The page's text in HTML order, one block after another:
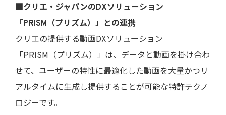
■クリエ・ジャパンのDXソリューション
「PRISM（プリズム）」との連携
クリエの提供する動画DXソリューション
「PRISM（プリズム）」は、データと動画を掛け合わ
せて、ユーザーの特性に最適化した動画を大量かつリ
アルタイムに生成し提供することが可能な特許テクノ
ロジーです。